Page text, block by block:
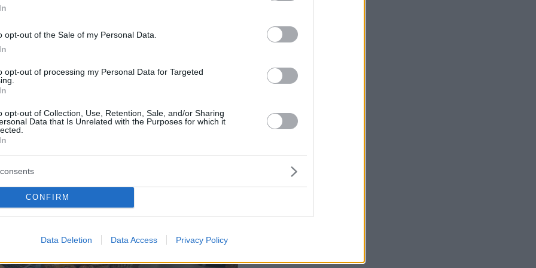
opt-out of the Sale of my Personal Data.
opt-out of processing my Personal Data for Targeted
opt-out of Collection, Use, Retention, Sale, and/or Sharing
Data that Is Unrelated with the Purposes for which it
CONFIRM
Data Deletion Data Access Privacy Policy
A Budapest e nelle principali città universitarie
store di Foodora continueranno ad operare con
e prodotti di prima necessità anche nei giorni